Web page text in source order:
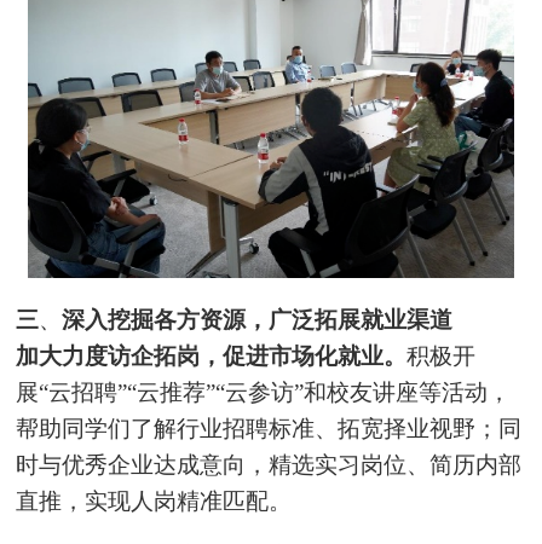
三、深入挖掘各方资源，广泛拓展就业渠道
加大力度访企拓岗，促进市场化就业。积极开
展“云招聘”“云推荐”“云参访”和校友讲座等活动，
帮助同学们了解行业招聘标准、拓宽择业视野；同
时与优秀企业达成意向，精选实习岗位、简历内部
直推，实现人岗精准匹配。